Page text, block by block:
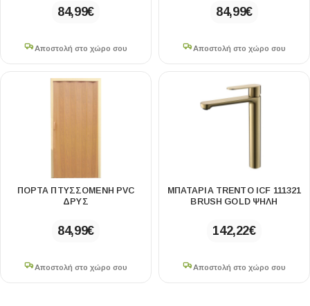
84,99€
Αποστολή στο χώρο σου
84,99€
Αποστολή στο χώρο σου
ΠΟΡΤΑ ΠΤΥΣΣΟΜΕΝΗ PVC
ΔΡΥΣ
84,99€
Αποστολή στο χώρο σου
ΜΠΑΤΑΡΊΑ TRENTO ICF 111321
BRUSH GOLD ΨΗΛΉ
142,22€
Αποστολή στο χώρο σου